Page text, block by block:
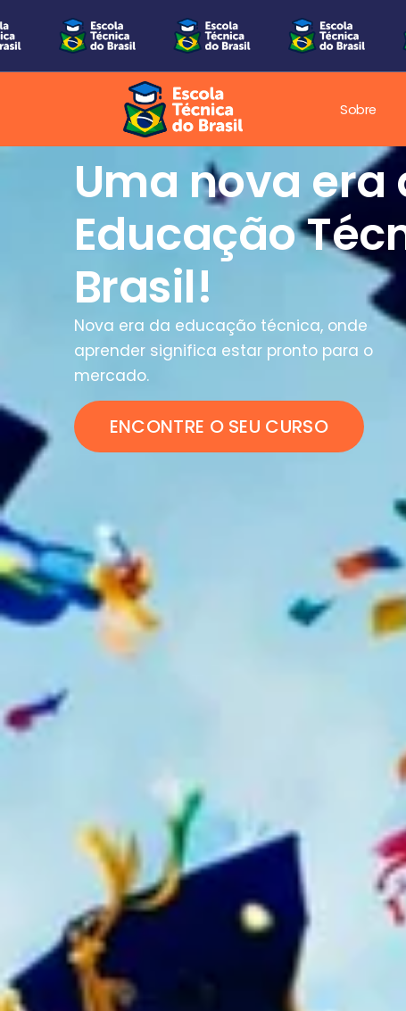
Sobre
Uma nova era
Educação
Brasil!
Nova era da educação técnica, onde
aprender significa estar pronto para o
mercado.
ENCONTRE O SEU CURSO